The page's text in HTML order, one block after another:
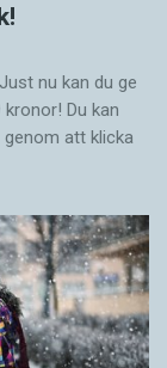
nu kan du ge
Du kan
att klicka